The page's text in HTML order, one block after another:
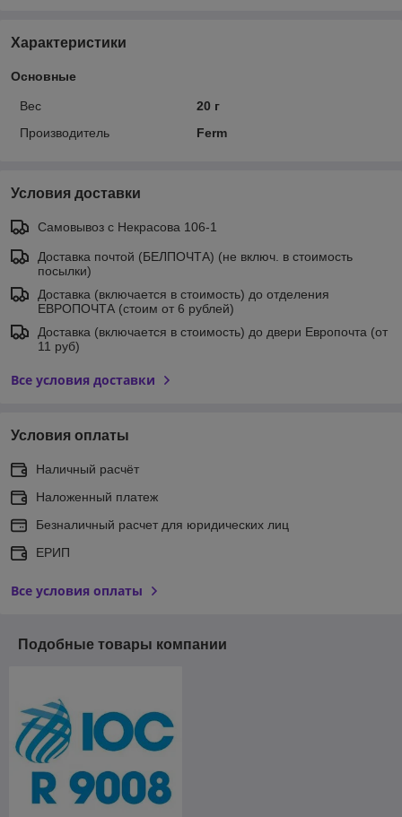
Характеристики
Основные
Вес
20 г
Производитель
Ferm
Условия доставки
Самовывоз c Некрасова 106-1
Доставка почтой (БЕЛПОЧТА) (не включ. в стоимость
посылки)
Доставка (включается в стоимость) до отделения
ЕВРОПОЧТА (стоим от 6 рублей)
Доставка (включается в стоимость) до двери Европочта (от
11 руб)
Все условия доставки
Условия оплаты
Наличный расчёт
Наложенный платеж
Безналичный расчет для юридических лиц
ЕРИП
Все условия оплаты
Подобные товары компании